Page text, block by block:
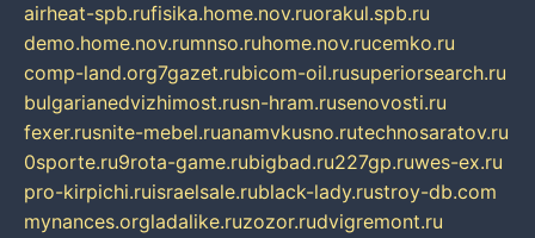
airheat-spb.rufisika.home.nov.ruorakul.spb.ru
demo.home.nov.rumnso.ruhome.nov.rucemko.ru
comp-land.org7gazet.rubicom-oil.rusuperiorsearch.ru
bulgarianedvizhimost.rusn-hram.rusenovosti.ru
fexer.rusnite-mebel.ruanamvkusno.rutechnosaratov.ru
0sporte.ru9rota-game.rubigbad.ru227gp.ruwes-ex.ru
pro-kirpichi.ruisraelsale.rublack-lady.rustroy-db.com
mynances.orgladalike.ruzozor.rudvigremont.ru